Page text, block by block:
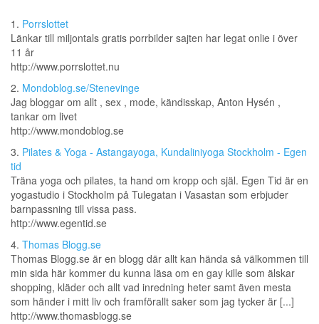
1. Porrslottet
Länkar till miljontals gratis porrbilder sajten har legat onlie i över
11 år
http://www.porrslottet.nu
2. Mondoblog.se/Stenevinge
Jag bloggar om allt , sex , mode, kändisskap, Anton Hysén ,
tankar om livet
http://www.mondoblog.se
3. Pilates & Yoga - Astangayoga, Kundaliniyoga Stockholm - Egen
tid
Träna yoga och pilates, ta hand om kropp och själ. Egen Tid är en
yogastudio i Stockholm på Tulegatan i Vasastan som erbjuder
barnpassning till vissa pass.
http://www.egentid.se
4. Thomas Blogg.se
Thomas Blogg.se är en blogg där allt kan hända så välkommen till
min sida här kommer du kunna läsa om en gay kille som älskar
shopping, kläder och allt vad inredning heter samt även mesta
som händer i mitt liv och framförallt saker som jag tycker är [...]
http://www.thomasblogg.se